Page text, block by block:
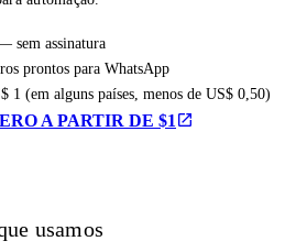
sem assinatura
prontos para WhatsApp
1 (em alguns países, menos de US$ 0,50)
A PARTIR DE $1
usamos